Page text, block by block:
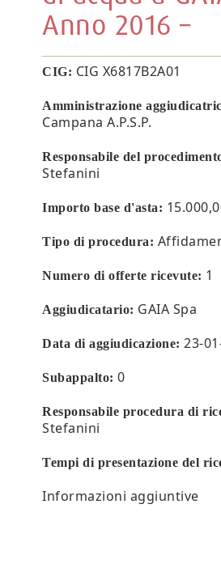
Anno 2016 –
CIG: CIG X6817B2A01
Amministrazione
Campana A.P.S.P.
Responsabile del
Stefanini
Importo base d'asta:
Tipo di procedura:
Numero di offerte ricevute: 1
Aggiudicatario: GAIA Spa
Data di aggiudicazione: 23-
Subappalto: 0
Responsabile procedura di
Stefanini
Tempi di presentazione del
Informazioni aggiuntive